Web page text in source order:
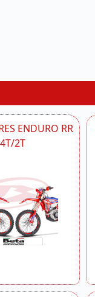
ENDURO RR
4T/2T